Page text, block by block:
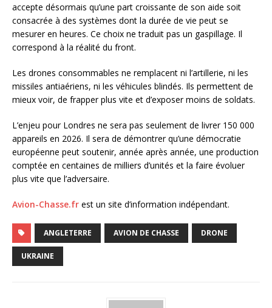
accepte désormais qu’une part croissante de son aide soit
consacrée à des systèmes dont la durée de vie peut se
mesurer en heures. Ce choix ne traduit pas un gaspillage. Il
correspond à la réalité du front.
Les drones consommables ne remplacent ni l’artillerie, ni les
missiles antiaériens, ni les véhicules blindés. Ils permettent de
mieux voir, de frapper plus vite et d’exposer moins de soldats.
L’enjeu pour Londres ne sera pas seulement de livrer 150 000
appareils en 2026. Il sera de démontrer qu’une démocratie
européenne peut soutenir, année après année, une production
comptée en centaines de milliers d’unités et la faire évoluer
plus vite que l’adversaire.
Avion-Chasse.fr est un site d’information indépendant.
ANGLETERRE AVION DE CHASSE DRONE
UKRAINE